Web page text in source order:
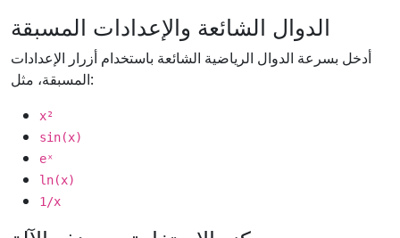
الدوال الشائعة والإعدادات المسبقة
أدخل بسرعة الدوال الرياضية الشائعة باستخدام أزرار الإعدادات
المسبقة، مثل:
x²
sin(x)
eˣ
ln(x)
1/x